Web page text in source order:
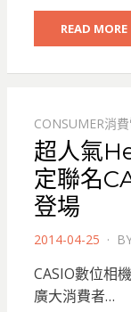
READ MORE
CONSUMER消
超人氣
定聯名
登場
POSTED
2014-04-25
CASIO數位相
廣大消費者…